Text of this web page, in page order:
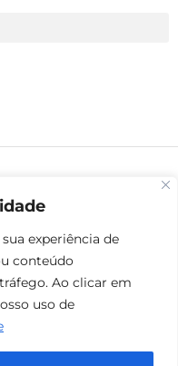
experiência de
conteúdo
Ao clicar em
uso de
- West Group